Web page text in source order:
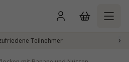
Teilnehmer ›